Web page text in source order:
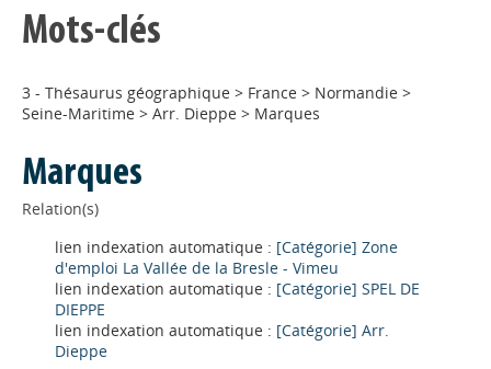
Mots-clés
3 - Thésaurus géographique > France > Normandie >
Seine-Maritime > Arr. Dieppe > Marques
Marques
Relation(s)
lien indexation automatique : [Catégorie] Zone
d'emploi La Vallée de la Bresle - Vimeu
lien indexation automatique : [Catégorie] SPEL DE
DIEPPE
lien indexation automatique : [Catégorie] Arr.
Dieppe